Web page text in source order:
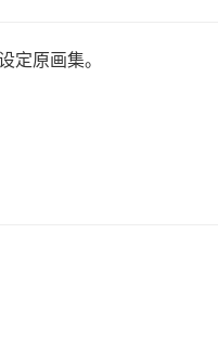
原画集。